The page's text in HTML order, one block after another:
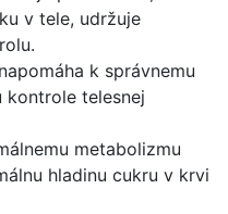
v tele, udržuje
k správnemu
telesnej
metabolizmu
hladinu cukru v krvi